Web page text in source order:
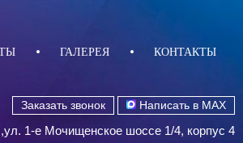
ГАЛЕРЕЯ КОНТАКТЫ
Заказать звонок Написать в MAX
,ул. 1-е Мочищенское шоссе 1/4, корпус 4